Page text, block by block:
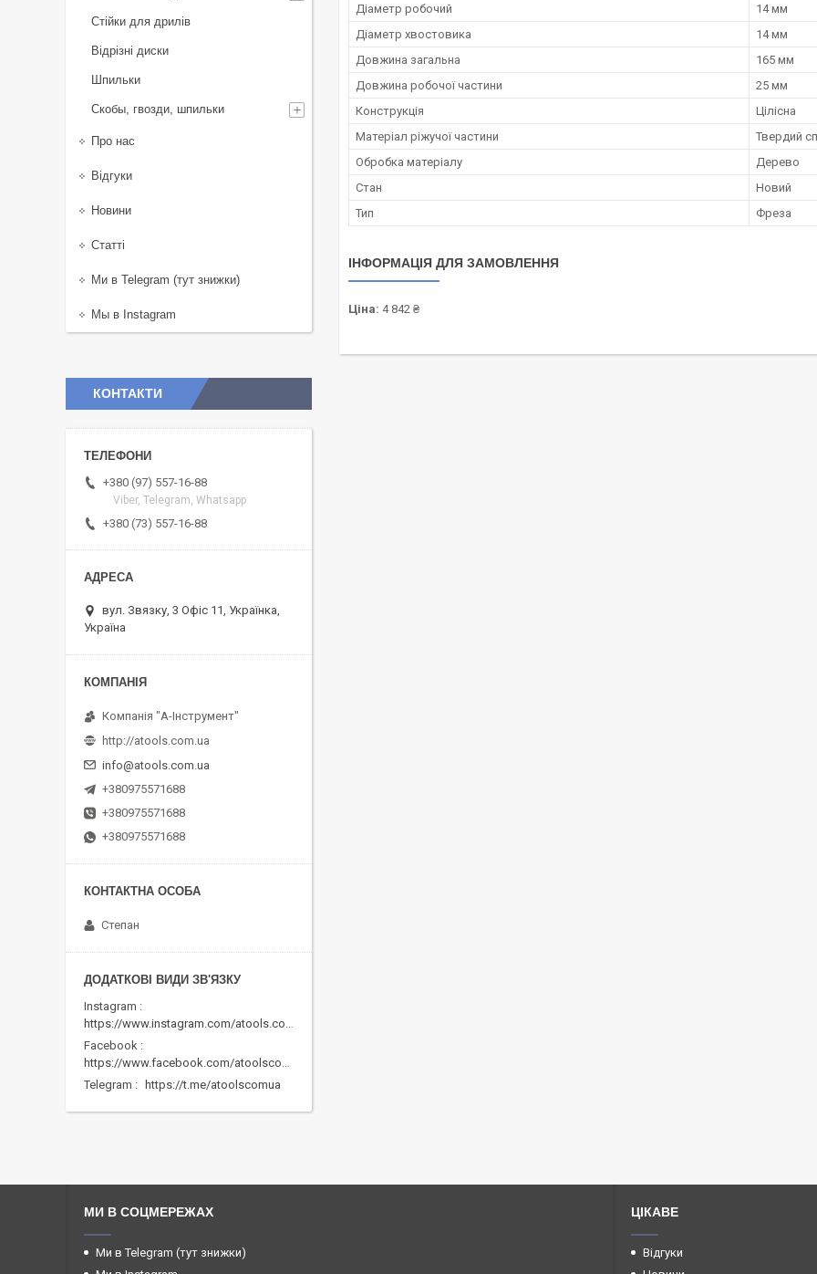
Діаметр робочий
14 мм
Діаметр хвостовика
14 мм
Довжина загальна
165 мм
Довжина робочої частини
25 мм
Конструкція
Цілісна
Матеріал ріжучої частини
Твердий
Обробка матеріалу
Дерево
Стан
Новий
Тип
Фреза
ІНФОРМАЦІЯ ДЛЯ ЗАМОВЛЕННЯ
Ціна: 4 842 ₴
Стійки для дрилів
Відрізні диски
Шпильки
Скобы, гвозди, шпильки
Про нас
Відгуки
Новини
Статті
Ми в Telegram (тут знижки)
Мы в Instagram
КОНТАКТИ
+380 (97) 557-16-88
Viber, Telegram, Whatsapp
+380 (73) 557-16-88
вул. Звязку, 3 Офіс 11, Українка,
Україна
Компанія "А-Інструмент"
http://atools.com.ua
info@atools.com.ua
+380975571688
+380975571688
+380975571688
Степан
Instagram
https://www.instagram.com/atools.com.ua/
Facebook
https://www.facebook.com/atoolscomua/
Telegram
https://t.me/atoolscomua
МИ В СОЦМЕРЕЖАХ
Ми в Telegram (тут знижки)
ЦІКАВЕ
Відгуки